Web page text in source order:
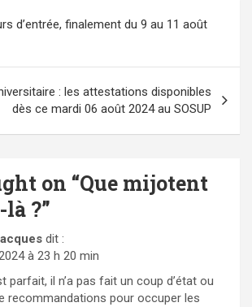
d’entrée, finalement du 9 au 11 août
: les attestations disponibles
dès ce mardi 06 août 2024 au SOSUP
on “Que mijotent
là ?”
dit :
à 23 h 20 min
parfait, il n’a pas fait un coup d’état ou
recommandations pour occuper les